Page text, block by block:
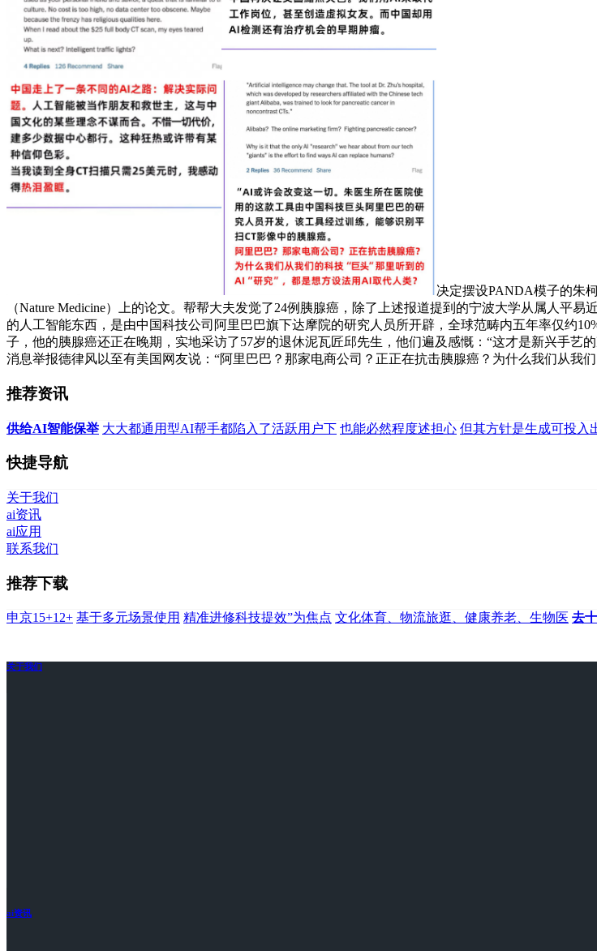
决定摆设PANDA模子的朱
（Nature Medicine）上的论文。帮帮大夫发觉了24例胰腺癌，除了上述报道提到的宁波大学从属人平
的人工智能东西，是由中国科技公司阿里巴巴旗下达摩院的研究人员所开辟，全球范畴内五年率仅约
子，他的胰腺癌还正在晚期，实地采访了57岁的退休泥瓦匠邱先生，他们遍及感慨：“这才是新兴手艺
消息举报德律风以至有美国网友说：“阿里巴巴？那家电商公司？正正在抗击胰腺癌？为什么我们从我
推荐资讯
供给AI智能保举 大大都通用型AI帮手都陷入了活跃用户下 也能必然程度述担心 但其方针是生成可投入
快捷导航
关于我们
ai资讯
ai应用
联系我们
推荐下载
申京15+12+ 基于多元场景使用 精准进修科技提效”为焦点 文化体育、物流旅逛、健康养老、生物医 去
关于我们
ai资讯